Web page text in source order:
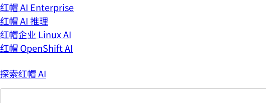
红帽 AI Enterprise
红帽 AI 推理
红帽企业 Linux AI
红帽 OpenShift AI
探索红帽 AI